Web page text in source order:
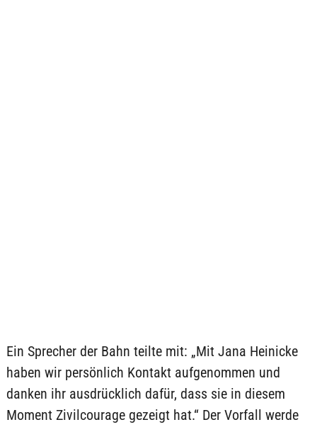
Ein Sprecher der Bahn teilte mit: „Mit Jana Heinicke
haben wir persönlich Kontakt aufgenommen und
danken ihr ausdrücklich dafür, dass sie in diesem
Moment Zivilcourage gezeigt hat.“ Der Vorfall werde